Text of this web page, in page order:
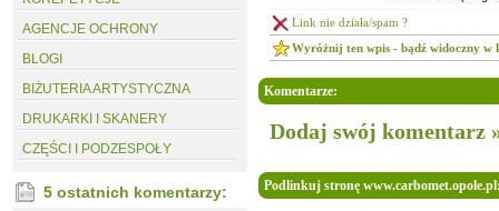
AGENCJE OCHRONY
BLOGI
BIŻUTERIA ARTYSTYCZNA
DRUKARKI I SKANERY
CZĘŚCI I PODZESPOŁY
5 ostatnich komentarzy:
Link nie działa/spam ?
Wyróżnij ten wpis - bądź widoczny w
Komentarze:
Dodaj swój komentarz
Podlinkuj stronę